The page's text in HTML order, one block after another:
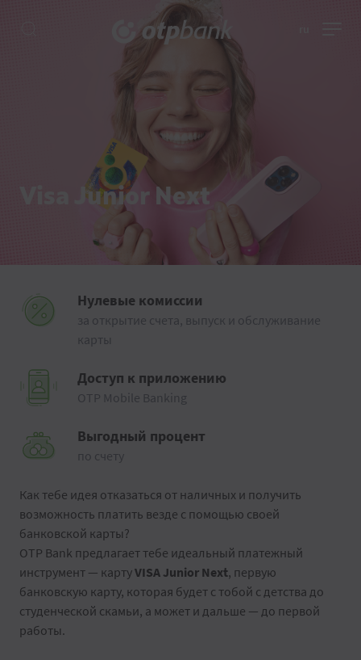
Visa Junior Next
Нулевые комиссии
за открытие счета, выпуск и обслуживание
карты
Доступ к приложению
OTP Mobile Banking
Выгодный процент
по счету
Как тебе идея отказаться от наличных и получить
возможность платить везде с помощью своей
банковской карты?
OTP Bank предлагает тебе идеальный платежный
инструмент — картуVISA Junior Next, первую
банковскую карту, которая будет с тобой с детства до
студенческой скамьи, а может и дальше — до первой
работы.